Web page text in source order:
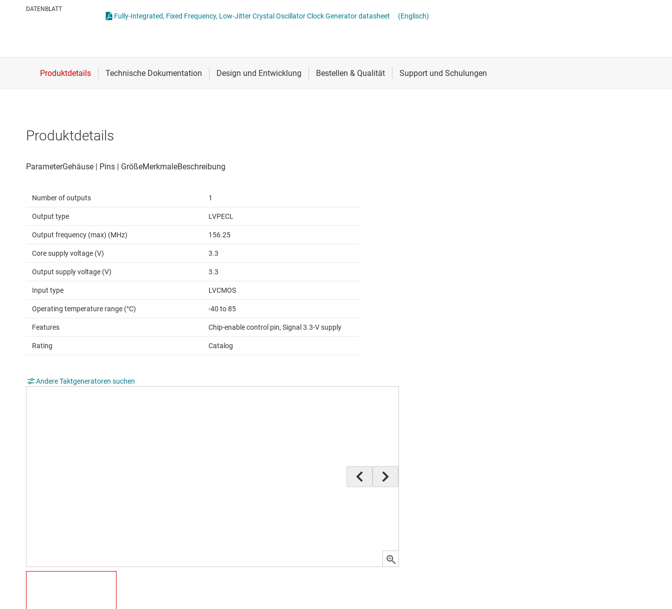
Isolierung Verstärker
DATENBLATT
Fully-Integrated, Fixed Frequency, Low-Jitter Crystal Oscillator Clock Generator datasheet (Englisch)
Produktdetails
Number of outputs 1
Output type LVPECL
Output frequency (max) (MHz) 156.25
Core supply voltage (V) 3.3
Output supply voltage (V) 3.3
Input type LVCMOS
Operating temperature range (°C) -40 to 85
Features Chip-enable control pin, Signal 3.3-V supply
Rating Catalog
Andere Taktgeneratoren suchen